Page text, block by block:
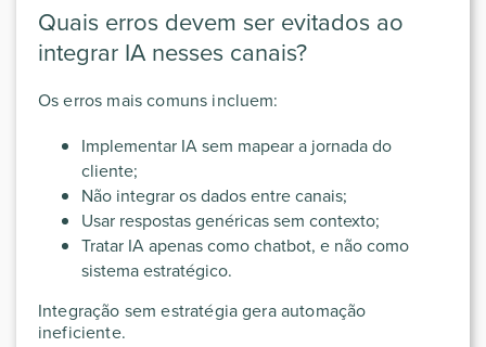
Quais erros devem ser evitados ao
integrar IA nesses canais?
Os erros mais comuns incluem:
Implementar IA sem mapear a jornada do
cliente;
Não integrar os dados entre canais;
Usar respostas genéricas sem contexto;
Tratar IA apenas como chatbot, e não como
sistema estratégico.
Integração sem estratégia gera automação
ineficiente.